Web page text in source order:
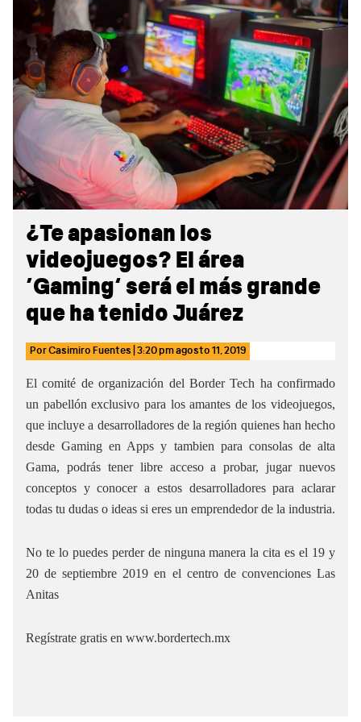
¿Te apasionan los
videojuegos? El área
‘Gaming’ será el más grande
que ha tenido Juárez
PorCasimiro Fuentes 3:20 pmagosto 11, 2019
El comité de organización del Border Tech ha confirmado
un pabellón exclusivo para los amantes de los videojuegos,
que incluye a desarrolladores de la región quienes han hecho
desde Gaming en Apps y tambien para consolas de alta
Gama, podrás tener libre acceso a probar, jugar nuevos
conceptos y conocer a estos desarrolladores para aclarar
todas tu dudas o ideas si eres un emprendedor de la industria.
No te lo puedes perder de ninguna manera la cita es el 19 y
20 de septiembre 2019 en el centro de convenciones Las
Anitas
Regístrate gratis en www.bordertech.mx
Sidebar